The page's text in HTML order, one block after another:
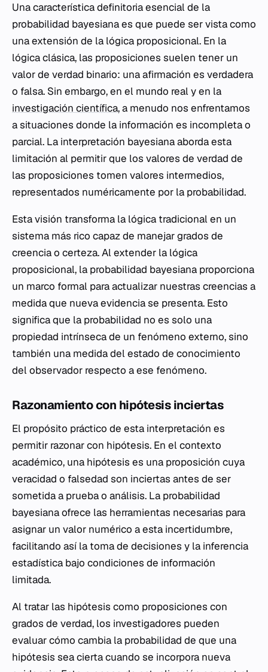
Una característica definitoria esencial de la
probabilidad bayesiana es que puede ser vista como
una extensión de la lógica proposicional. En la
lógica clásica, las proposiciones suelen tener un
valor de verdad binario: una afirmación es verdadera
o falsa. Sin embargo, en el mundo real y en la
investigación científica, a menudo nos enfrentamos
a situaciones donde la información es incompleta o
parcial. La interpretación bayesiana aborda esta
limitación al permitir que los valores de verdad de
las proposiciones tomen valores intermedios,
representados numéricamente por la probabilidad.
Esta visión transforma la lógica tradicional en un
sistema más rico capaz de manejar grados de
creencia o certeza. Al extender la lógica
proposicional, la probabilidad bayesiana proporciona
un marco formal para actualizar nuestras creencias a
medida que nueva evidencia se presenta. Esto
significa que la probabilidad no es solo una
propiedad intrínseca de un fenómeno externo, sino
también una medida del estado de conocimiento
del observador respecto a ese fenómeno.
Razonamiento con hipótesis inciertas
El propósito práctico de esta interpretación es
permitir razonar con hipótesis. En el contexto
académico, una hipótesis es una proposición cuya
veracidad o falsedad son inciertas antes de ser
sometida a prueba o análisis. La probabilidad
bayesiana ofrece las herramientas necesarias para
asignar un valor numérico a esta incertidumbre,
facilitando así la toma de decisiones y la inferencia
estadística bajo condiciones de información
limitada.
Al tratar las hipótesis como proposiciones con
grados de verdad, los investigadores pueden
evaluar cómo cambia la probabilidad de que una
hipótesis sea cierta cuando se incorpora nueva